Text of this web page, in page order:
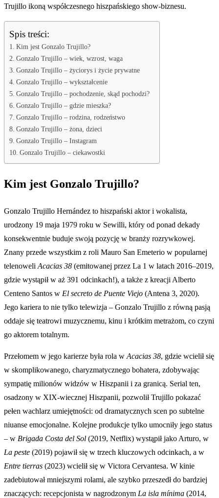
Trujillo ikoną współczesnego hiszpańskiego show-biznesu.
Spis treści:
Kim jest Gonzalo Trujillo?
Gonzalo Trujillo – wiek, wzrost, waga
Gonzalo Trujillo – życiorys i życie prywatne
Gonzalo Trujillo – wykształcenie
Gonzalo Trujillo – pochodzenie, skąd pochodzi?
Gonzalo Trujillo – gdzie mieszka?
Gonzalo Trujillo – rodzina, rodzeństwo
Gonzalo Trujillo – żona, dzieci
Gonzalo Trujillo – Instagram
Gonzalo Trujillo – ciekawostki
Kim jest Gonzalo Trujillo?
Gonzalo Trujillo Hernández to hiszpański aktor i wokalista,
urodzony 19 maja 1979 roku w Sewilli, który od ponad dekady
konsekwentnie buduje swoją pozycję w branży rozrywkowej.
Znany przede wszystkim z roli Mauro San Emeterio w popularnej
telenoweli Acacias 38 (emitowanej przez La 1 w latach 2016–2019,
gdzie wystąpił w aż 391 odcinkach!), a także z kreacji Alberto
Centeno Santos w El secreto de Puente Viejo (Antena 3, 2020).
Jego kariera to nie tylko telewizja – Gonzalo Trujillo z równą pasją
oddaje się teatrowi muzycznemu, kinu i krótkim metrażom, co czyni
go aktorem totalnym.
Przełomem w jego karierze była rola w Acacias 38, gdzie wcielił się
w skomplikowanego, charyzmatycznego bohatera, zdobywając
sympatię milionów widzów w Hiszpanii i za granicą. Serial ten,
osadzony w XIX-wiecznej Hiszpanii, pozwolił Trujillo pokazać
pełen wachlarz umiejętności: od dramatycznych scen po subtelne
niuanse emocjonalne. Kolejne produkcje tylko umocniły jego status
– w Brigada Costa del Sol (2019, Netflix) wystąpił jako Arturo, w
La peste (2019) pojawił się w trzech kluczowych odcinkach, a w
Entre tierras (2023) wcielił się w Victora Cervantesa. W kinie
zadebiutował mniejszymi rolami, ale szybko przeszedł do bardziej
znaczących: recepcjonista w nagrodzonym La isla mínima (2014,